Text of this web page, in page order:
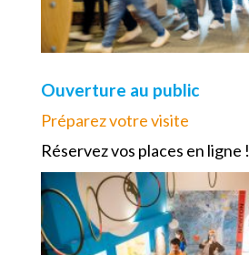
Ouverture au public
Préparez votre visite
Réservez vos places en ligne !